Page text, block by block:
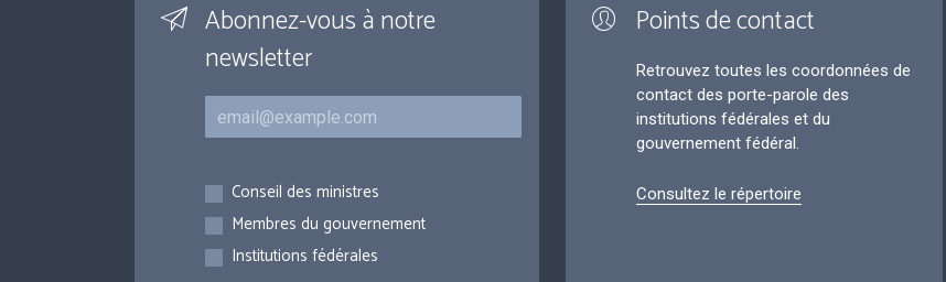
Abonnez-vous à notre
newsletter
Courriel
Inscriptions
Conseil des ministres
Membres du gouvernement
Institutions fédérales
Points de contact
Retrouvez toutes les coordonnées de
contact des porte-parole des
institutions fédérales et du
gouvernement fédéral.
Consultez le répertoire